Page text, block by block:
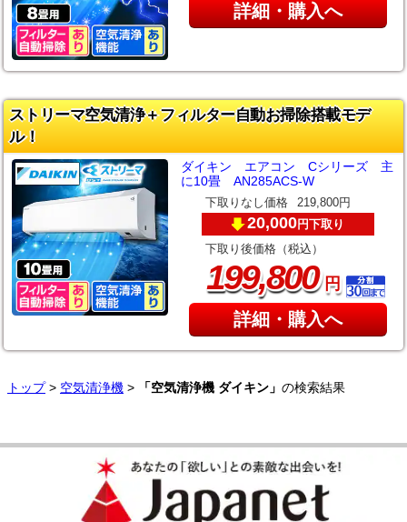
詳細・購入へ
ストリーマ空気清浄＋フィルター自動お掃除搭載モデ
ル！
ダイキン エアコン Cシリーズ 主
に10畳 AN285ACS-W
下取りなし価格 219,800円
20,000円下取り
下取り後価格（税込）
199,800円
詳細・購入へ
トップ> 空気清浄機 > 「空気清浄機 ダイキン」 の検索結果